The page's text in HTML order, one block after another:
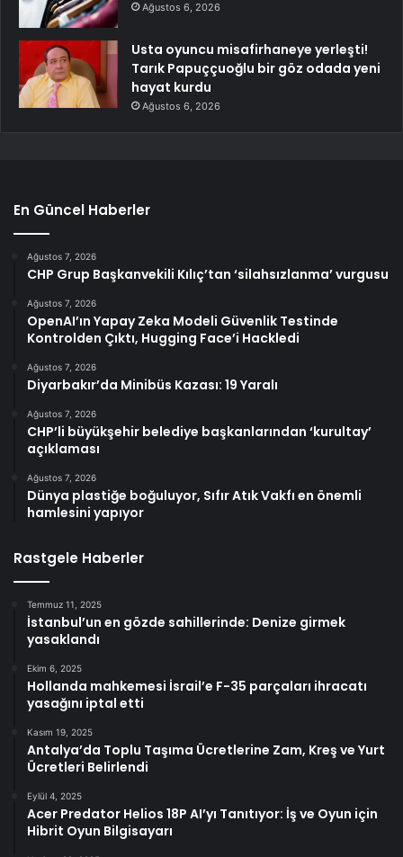
Ağustos 6, 2026
Usta oyuncu misafirhaneye yerleşti!
Tarık Papuççuoğlu bir göz odada yeni
hayat kurdu
Ağustos 6, 2026
En Güncel Haberler
Ağustos 7, 2026
CHP Grup Başkanvekili Kılıç’tan ‘silahsızlanma’ vurgusu
Ağustos 7, 2026
OpenAI’ın Yapay Zeka Modeli Güvenlik Testinde
Kontrolden Çıktı, Hugging Face’i Hackledi
Ağustos 7, 2026
Diyarbakır’da Minibüs Kazası: 19 Yaralı
Ağustos 7, 2026
CHP’li büyükşehir belediye başkanlarından ‘kurultay’
açıklaması
Ağustos 7, 2026
Dünya plastiğe boğuluyor, Sıfır Atık Vakfı en önemli
hamlesini yapıyor
Rastgele Haberler
Temmuz 11, 2025
İstanbul’un en gözde sahillerinde: Denize girmek
yasaklandı
Ekim 6, 2025
Hollanda mahkemesi İsrail’e F-35 parçaları ihracatı
yasağını iptal etti
Kasım 19, 2025
Antalya’da Toplu Taşıma Ücretlerine Zam, Kreş ve Yurt
Ücretleri Belirlendi
Eylül 4, 2025
Acer Predator Helios 18P AI’yı Tanıtıyor: İş ve Oyun için
Hibrit Oyun Bilgisayarı